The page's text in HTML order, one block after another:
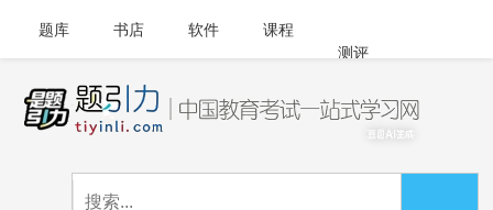
题库 书店 软件
课程
测评
APP下载